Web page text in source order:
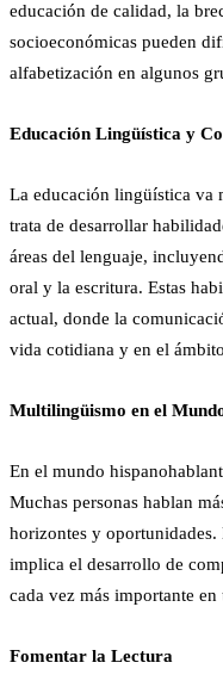
educación de calidad, la
socioeconómicas pueden
alfabetización en algunos
Educación Lingüística y
La educación lingüística va
trata de desarrollar
áreas del lenguaje,
oral y la escritura. Estas
actual, donde la
vida cotidiana y en el
Multilingüismo en el
En el mundo
Muchas personas hablan
horizontes y
implica el desarrollo de
cada vez más importante
Fomentar la Lectura